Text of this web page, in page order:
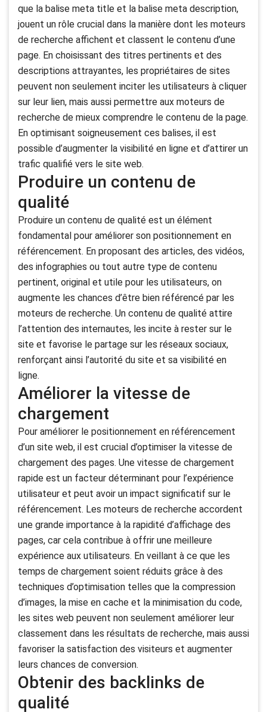
que la balise meta title et la balise meta description,
jouent un rôle crucial dans la manière dont les moteurs
de recherche affichent et classent le contenu d’une
page. En choisissant des titres pertinents et des
descriptions attrayantes, les propriétaires de sites
peuvent non seulement inciter les utilisateurs à cliquer
sur leur lien, mais aussi permettre aux moteurs de
recherche de mieux comprendre le contenu de la page.
En optimisant soigneusement ces balises, il est
possible d’augmenter la visibilité en ligne et d’attirer un
trafic qualifié vers le site web.
Produire un contenu de
qualité
Produire un contenu de qualité est un élément
fondamental pour améliorer son positionnement en
référencement. En proposant des articles, des vidéos,
des infographies ou tout autre type de contenu
pertinent, original et utile pour les utilisateurs, on
augmente les chances d’être bien référencé par les
moteurs de recherche. Un contenu de qualité attire
l’attention des internautes, les incite à rester sur le
site et favorise le partage sur les réseaux sociaux,
renforçant ainsi l’autorité du site et sa visibilité en
ligne.
Améliorer la vitesse de
chargement
Pour améliorer le positionnement en référencement
d’un site web, il est crucial d’optimiser la vitesse de
chargement des pages. Une vitesse de chargement
rapide est un facteur déterminant pour l’expérience
utilisateur et peut avoir un impact significatif sur le
référencement. Les moteurs de recherche accordent
une grande importance à la rapidité d’affichage des
pages, car cela contribue à offrir une meilleure
expérience aux utilisateurs. En veillant à ce que les
temps de chargement soient réduits grâce à des
techniques d’optimisation telles que la compression
d’images, la mise en cache et la minimisation du code,
les sites web peuvent non seulement améliorer leur
classement dans les résultats de recherche, mais aussi
favoriser la satisfaction des visiteurs et augmenter
leurs chances de conversion.
Obtenir des backlinks de
qualité